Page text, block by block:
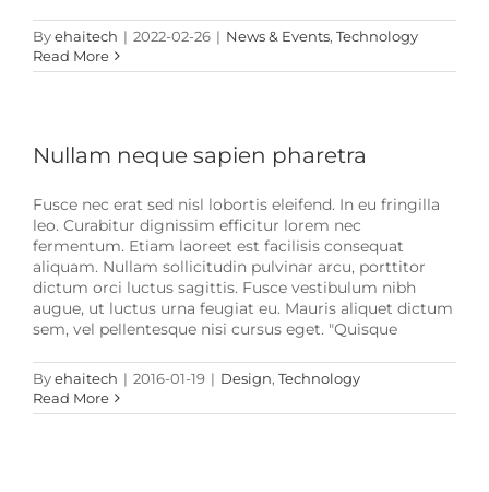
Byehaitech | 2022-02-26 | News & Events, Technology
Read More
Nullam neque sapien pharetra
Fusce nec erat sed nisl lobortis eleifend. In eu fringilla
leo. Curabitur dignissim efficitur lorem nec
fermentum. Etiam laoreet est facilisis consequat
aliquam. Nullam sollicitudin pulvinar arcu, porttitor
dictum orci luctus sagittis. Fusce vestibulum nibh
augue, ut luctus urna feugiat eu. Mauris aliquet dictum
sem, vel pellentesque nisi cursus eget. "Quisque
Byehaitech | 2016-01-19 | Design, Technology
Read More